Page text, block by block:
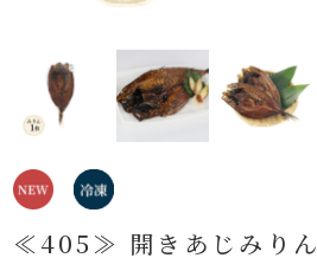
≪405≫ 開きあじみりん